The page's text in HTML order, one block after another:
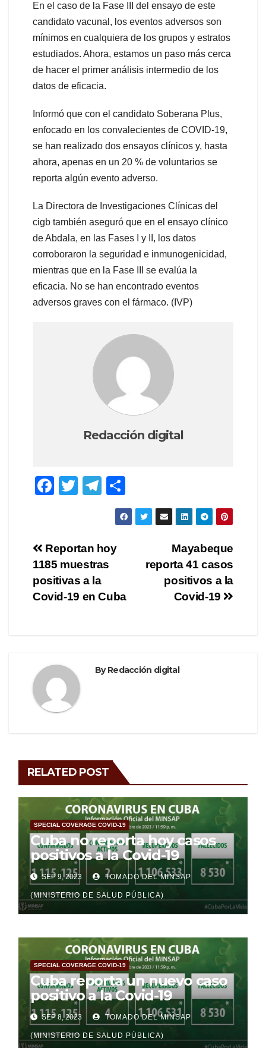
En el caso de la Fase III del ensayo de este
candidato vacunal, los eventos adversos son
mínimos en cualquiera de los grupos y estratos
estudiados. Ahora, estamos un paso más cerca
de hacer el primer análisis intermedio de los
datos de eficacia.
Informó que con el candidato Soberana Plus,
enfocado en los convalecientes de COVID-19,
se han realizado dos ensayos clínicos y, hasta
ahora, apenas en un 20 % de voluntarios se
reporta algún evento adverso.
La Directora de Investigaciones Clínicas del
cigb también aseguró que en el ensayo clínico
de Abdala, en las Fases I y II, los datos
corroboraron la seguridad e inmunogenicidad,
mientras que en la Fase III se evalúa la
eficacia. No se han encontrado eventos
adversos graves con el fármaco. (IVP)
Redacción digital
F
e
b
o
o
T
er
T
el
gr
a
h
ar
Post
navigation
Mayabeque
reporta 41 casos
positivos a la
Covid-19
Reportan hoy
1185 muestras
positivas a la
Covid-19 en Cuba
ByRedacción digital
RELATED POST
SPECIAL COVERAGE COVID-19
Cuba no reporta hoy casos
positivos a la Covid-19
SEP 9, 2023 TOMADO DEL MINSAP
(MINISTERIO DE SALUD PÚBLICA)
SPECIAL COVERAGE COVID-19
Cuba reporta un nuevo caso
positivo a la Covid-19
SEP 8, 2023 TOMADO DEL MINSAP
(MINISTERIO DE SALUD PÚBLICA)